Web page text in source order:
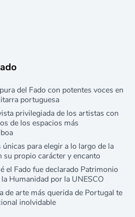
del Fado con potentes voces en
portuguesa
privilegiada de los artistas con
de los espacios más
para elegir a lo largo de la
su propio carácter y encanto
el Fado fue declarado Patrimonio
Humanidad por la UNESCO
de arte más querida de Portugal te
inolvidable